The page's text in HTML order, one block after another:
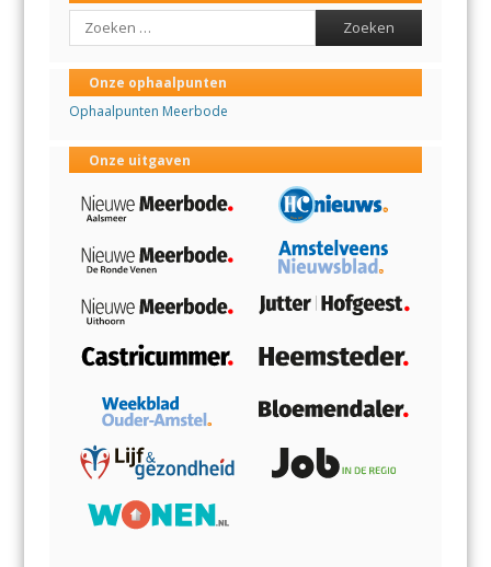
Search
Onze ophaalpunten
Ophaalpunten Meerbode
Onze uitgaven